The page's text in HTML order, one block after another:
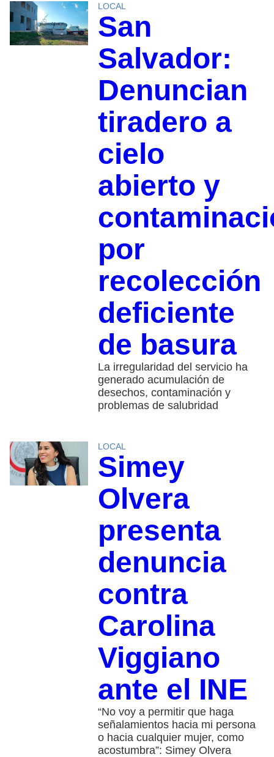
LOCAL
San
Salvador:
Denuncian
tiradero a
cielo
abierto y
por
recolección
deficiente
de basura
La irregularidad del servicio ha
generado acumulación de
desechos, contaminación y
problemas de salubridad
LOCAL
Simey
Olvera
presenta
denuncia
contra
Carolina
Viggiano
ante el INE
“No voy a permitir que haga
señalamientos hacia mi persona
o hacia cualquier mujer, como
acostumbra”: Simey Olvera